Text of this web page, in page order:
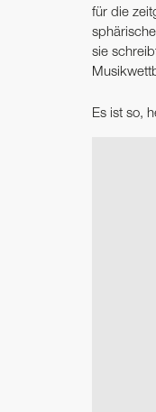
für die
sie
Es ist so,